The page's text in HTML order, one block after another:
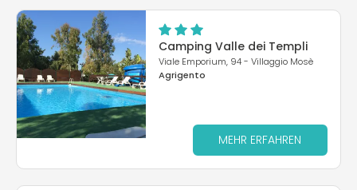
Camping Valle dei Templi
Viale Emporium, 94 - Villaggio Mosè
Agrigento
MEHR ERFAHREN